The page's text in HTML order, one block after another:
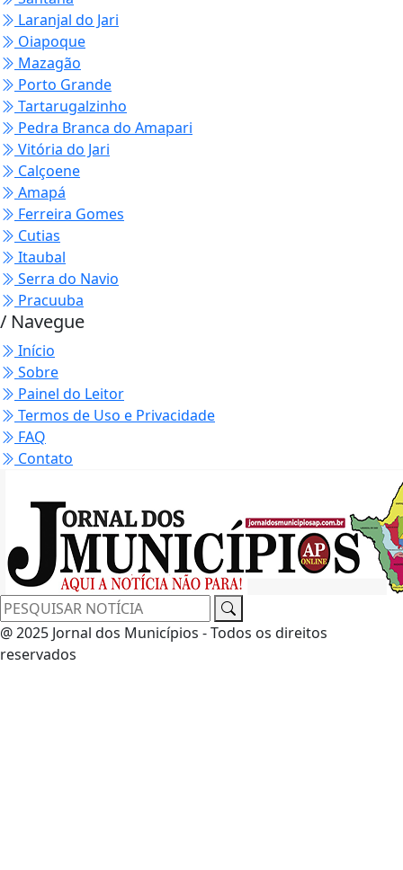
Laranjal do Jari
Oiapoque
Mazagão
Porto Grande
Tartarugalzinho
Pedra Branca do Amapari
Vitória do Jari
Calçoene
Amapá
Ferreira Gomes
Cutias
Itaubal
Serra do Navio
Pracuuba
/ Navegue
Início
Sobre
Painel do Leitor
Termos de Uso e Privacidade
FAQ
Contato
@ 2025 Jornal dos Municípios - Todos os direitos
reservados